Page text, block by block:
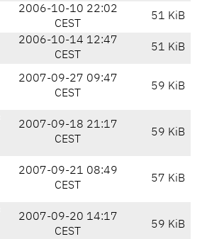
2006-10-10 22:02
CEST
51 KiB
2006-10-14 12:47
CEST
51 KiB
2007-09-27 09:47
CEST
59 KiB
2007-09-18 21:17
CEST
59 KiB
2007-09-21 08:49
CEST
57 KiB
2007-09-20 14:17
CEST
59 KiB